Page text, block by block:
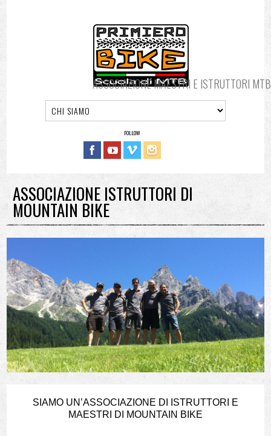
ASSOCIAZIONE MAESTRI E ISTRUTTORI MTB
FOLLOW
ASSOCIAZIONE ISTRUTTORI DI
MOUNTAIN BIKE
SIAMO UN’ASSOCIAZIONE DI ISTRUTTORI E
MAESTRI DI MOUNTAIN BIKE